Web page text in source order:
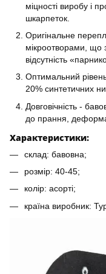
міцності виробу і
шкарпеток.
Оригінальне
мікроотворами, що
відсутність
Оптимальний
20% синтетичних
Довговічність -
до прання,
Характеристики:
склад: бавовна;
розмір: 40-45;
колір: асорті;
країна виробник: